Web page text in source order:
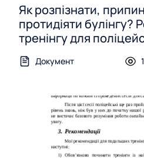
Як розпізнати,
протидіяти булінгу?
тренінгу для
Документ